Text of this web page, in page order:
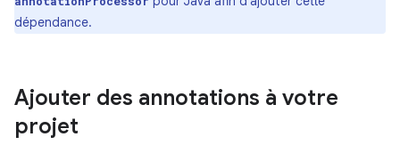
dépendance.
Ajouter des annotations à votre
projet